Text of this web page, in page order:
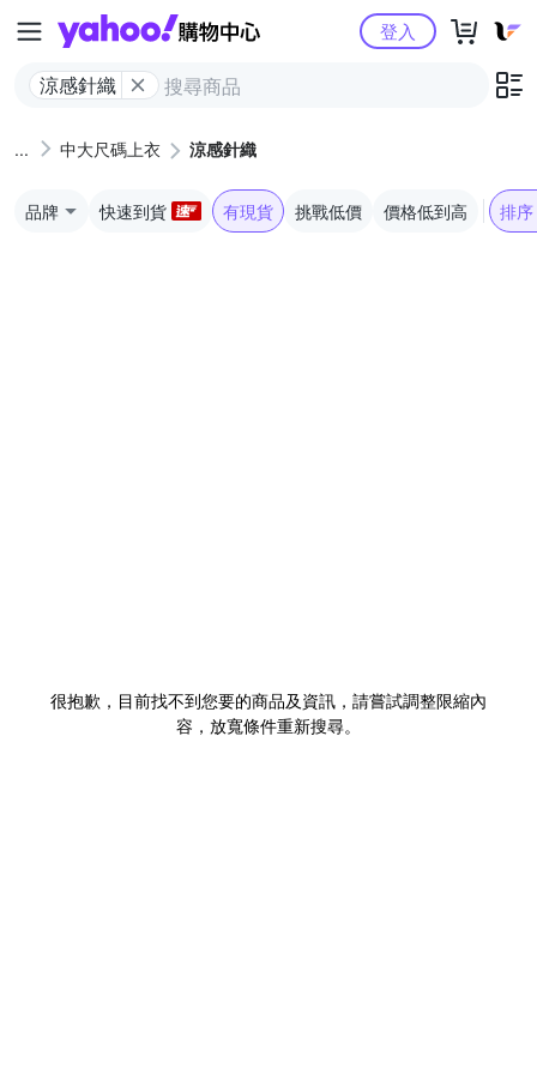
Yahoo購物中心
涼感針織
登入
中大尺碼上衣 涼感針織
品牌 快速到貨 有現貨 挑戰低價 價格低到高 排序
很抱歉，目前找不到您要的商品及資訊，請嘗試調整限縮內
容，放寬條件重新搜尋。